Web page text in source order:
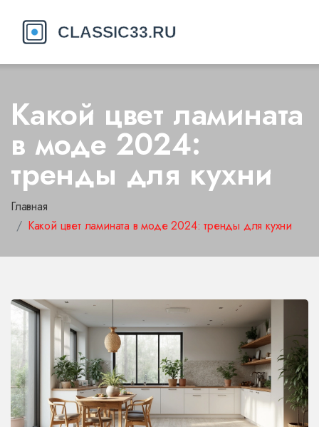
Какой цвет ламината
в моде 2024:
тренды для кухни
Главная
Какой цвет ламината в моде 2024: тренды для кухни